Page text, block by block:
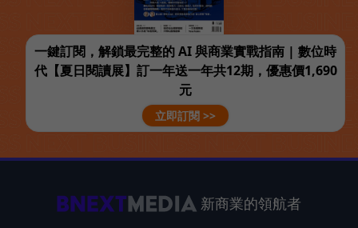
一鍵訂閱，解鎖最完整的 AI 與商業實戰指南 | 數位時
代【夏日閱讀展】訂一年送一年共12期，優惠價1,690
元
立即訂閱 >>
新商業的領航者